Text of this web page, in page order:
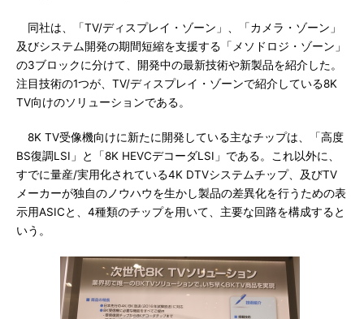
同社は、「TV/ディスプレイ・ゾーン」、「カメラ・ゾーン」
及びシステム開発の期間短縮を支援する「メソドロジ・ゾーン」
の3ブロックに分けて、開発中の最新技術や新製品を紹介した。
注目技術の1つが、TV/ディスプレイ・ゾーンで紹介している8K
TV向けのソリューションである。
8K TV受像機向けに新たに開発している主なチップは、「高度
BS復調LSI」と「8K HEVCデコーダLSI」である。これ以外に、
すでに量産/実用化されている4K DTVシステムチップ、及びTV
メーカーが独自のノウハウを生かし製品の差異化を行うための表
示用ASICと、4種類のチップを用いて、主要な回路を構成すると
いう。